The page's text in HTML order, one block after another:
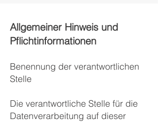
Allgemeiner Hinweis und
Pflichtinformationen
Benennung der verantwortlichen
Stelle
Die verantwortliche Stelle für die
Datenverarbeitung auf dieser